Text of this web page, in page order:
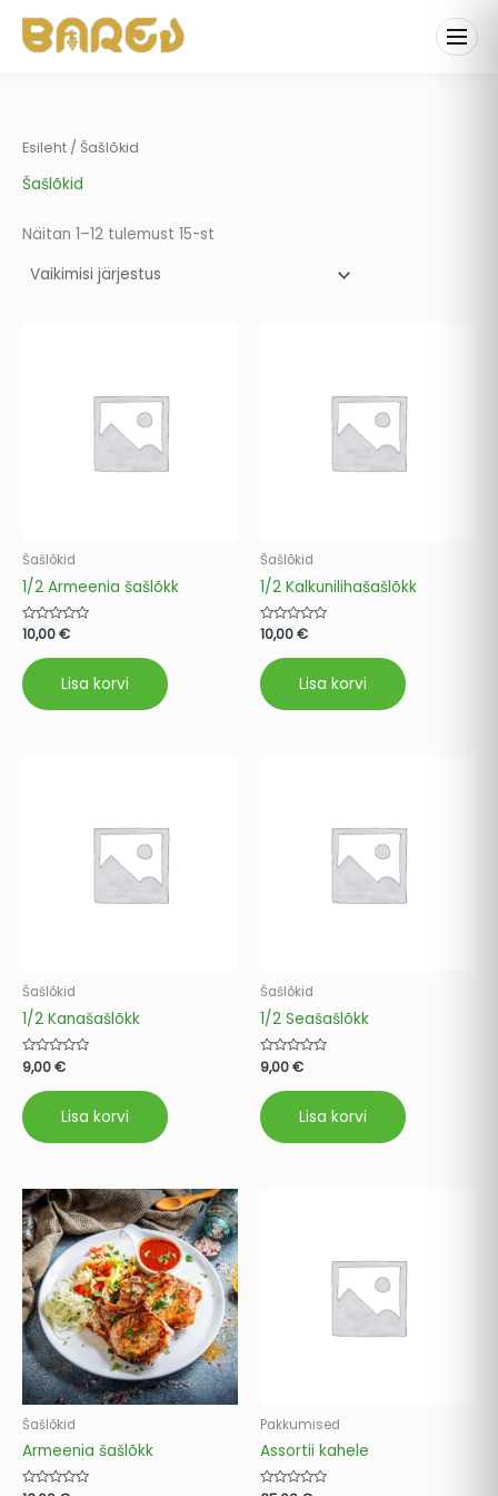
content
Esileht / Šašlõkid
Šašlõkid
Näitan 1–12 tulemust 15-st
Šašlõkid
1/2 Armeenia šašlõkk
Hinnanguga
5
10,00€
Lisa korvi
Šašlõkid
1/2 Kalkunilihašašlõkk
Hinnanguga
5
10,00€
Lisa korvi
Šašlõkid
1/2 Kanašašlõkk
Hinnanguga
0
5
9,00€
Lisa korvi
Šašlõkid
1/2 Seašašlõkk
Hinnanguga
0
5
9,00€
Lisa korvi
Šašlõkid
Armeenia šašlõkk
Pakkumised
Assortii kahele